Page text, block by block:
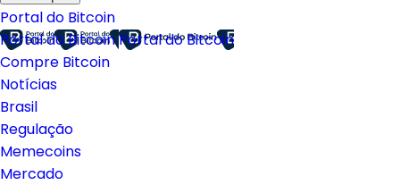
Portal do Bitcoin
Portal do BitcoinPortal do Bitcoin
Compre Bitcoin
Notícias
Brasil
Regulação
Memecoins
Mercado